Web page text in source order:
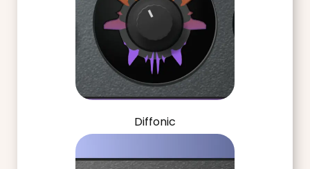
Diffonic